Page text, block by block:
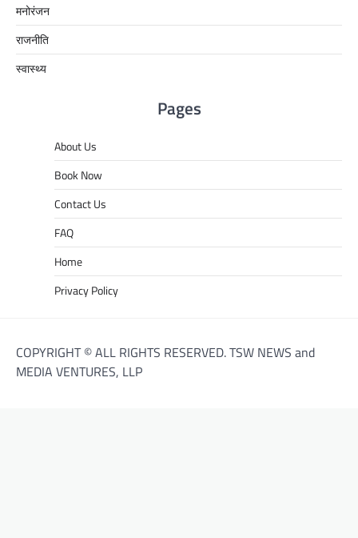
मनोरंजन
राजनीति
स्वास्थ्य
Pages
About Us
Book Now
Contact Us
FAQ
Home
Privacy Policy
COPYRIGHT © ALL RIGHTS RESERVED. TSW NEWS and
MEDIA VENTURES, LLP